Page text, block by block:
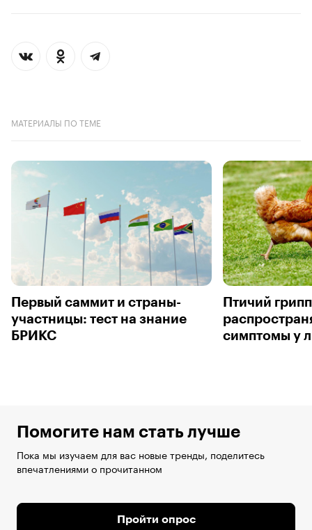
МАТЕРИАЛЫ ПО ТЕМЕ
Первый саммит и страны-
участницы: тест на знание
БРИКС
Птичий
симптомы у
Помогите нам стать лучше
Пока мы изучаем для вас новые тренды, поделитесь
впечатлениями о прочитанном
Пройти опрос